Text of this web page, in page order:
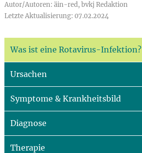
Autor/Autoren: äin-red, bvkj Redaktion
Letzte Aktualisierung: 07.02.2024
Was ist eine Rotavirus-Infektion?
Ursachen
Symptome & Krankheitsbild
Diagnose
Therapie